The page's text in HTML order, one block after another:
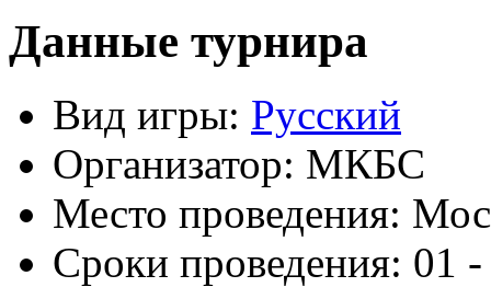
Данные турнира
Вид игры: Русский
Организатор: МКБС
Место проведения:
Сроки проведения: 01